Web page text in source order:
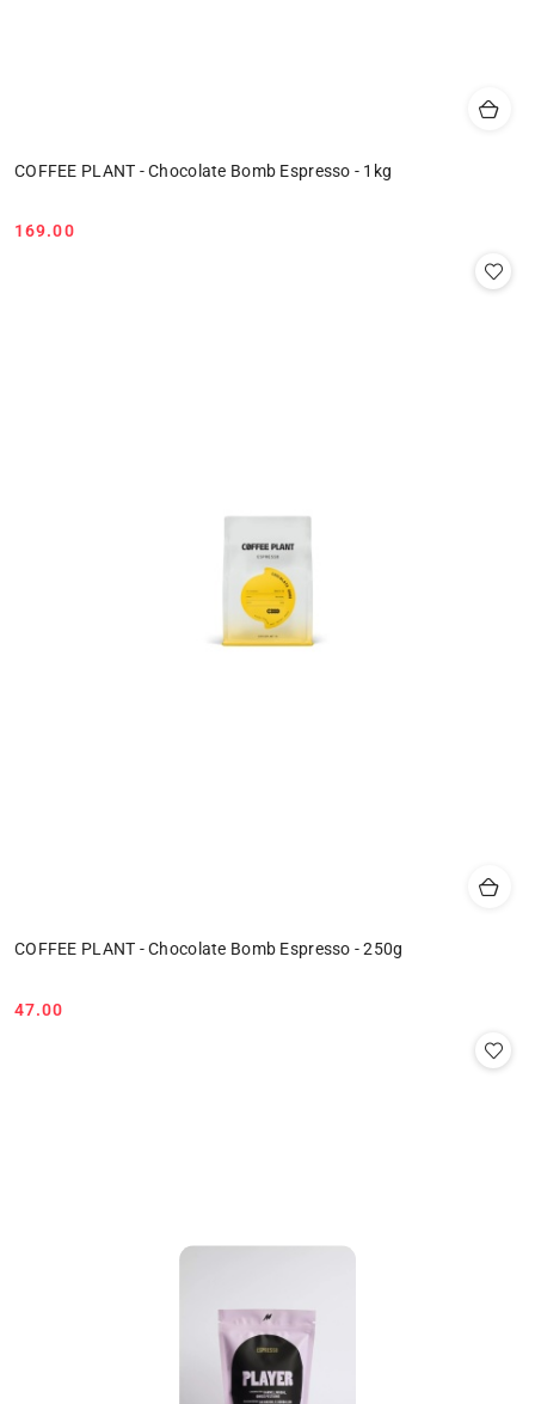
COFFEE PLANT - Chocolate Bomb Espresso - 1kg
Cena:
169.00
COFFEE PLANT - Chocolate Bomb Espresso - 250g
Cena:
47.00